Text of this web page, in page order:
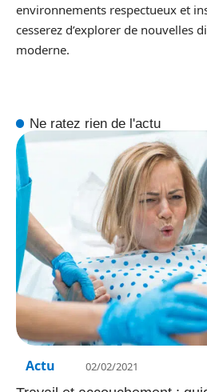
environnements respectueux et
cesserez d’explorer de nouvelles
moderne.
Ne ratez rien de l'actu
Actu 02/02/2021